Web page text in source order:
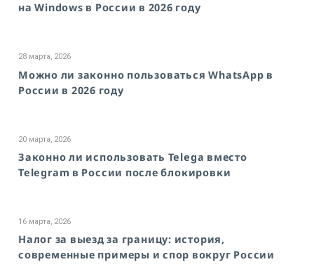
на Windows в России в 2026 году
28 марта, 2026
Можно ли законно пользоваться WhatsApp в
России в 2026 году
20 марта, 2026
Законно ли использовать Telega вместо
Telegram в России после блокировки
16 марта, 2026
Налог за выезд за границу: история,
современные примеры и спор вокруг России